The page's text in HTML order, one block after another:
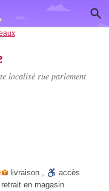
localisé rue parlement
livraison ,
accès
retrait en magasin